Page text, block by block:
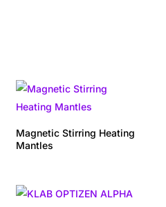
Magnetic Stirring Heating
Mantles